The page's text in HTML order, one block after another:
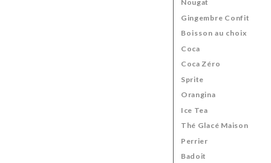
Nougat
Gingembre Confit
Boisson au choix
Coca
Coca Zéro
Sprite
Orangina
Ice Tea
Thé Glacé Maison
Perrier
Badoit